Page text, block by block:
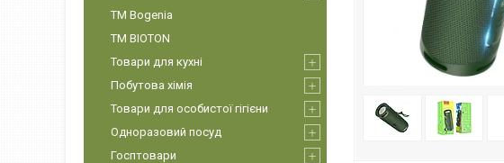
ТМ Bogenia
ТМ BIOTON
Товари для кухні
Побутова хімія
Товари для особистої гігієни
Одноразовий посуд
Госптовари